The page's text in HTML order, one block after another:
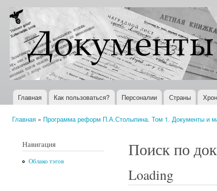
Документы
XX века
Всемирная
история в
Интернете
Главное меню
Главная Как пользоваться? Персоналии Страны
Главная » Программа реформ П.А.Столыпина. Том 1. Документы и
Навигация
Облако тэгов
Поиск по
Loading